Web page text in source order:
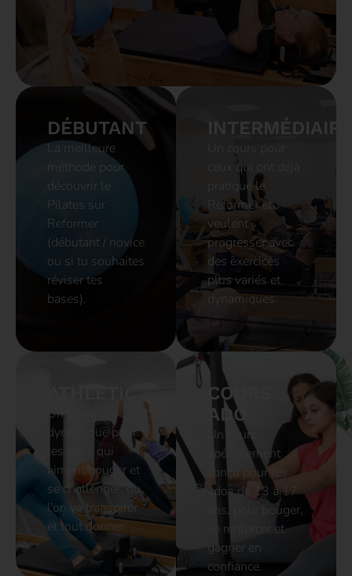
DÉBUTANT
La meilleure
méthode pour
découvrir le
Pilates sur
Reformer
(débutant / novice
ou si tu souhaites
réviser tes
bases).
INTERMÉDIAIRE
Un cours pour
ceux qui ont déjà
pratiqué le
Reformer et
veulent
progresser avec
des exercices
plus variés et
dynamiques.
ATHLETIC
Un cours
dynamique pour
les gens qui
aiment bouger et
se challenger, ou
l’on va transpirer
et tout donner
COURS
ADO
Un cours
spécialement
conçu pour les
ados de 13 à 17
ans, pour bouger,
se renforcer et
gagner en
confiance.